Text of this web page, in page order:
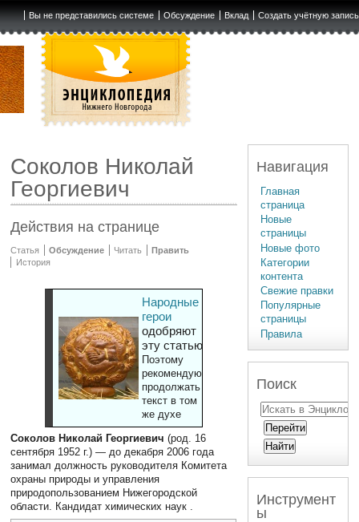
Вы не представились системе Обсуждение Вклад Создать учётную запись
Соколов Николай
Георгиевич
Действия на странице
Статья Обсуждение Читать
Править
История
Народные
герои
одобряют
эту статью
Поэтому
рекомендуют
продолжать
текст в том
же духе
Соколов Николай Георгиевич (род. 16
сентября 1952 г.) — до декабря 2006 года
занимал должность руководителя Комитета
охраны природы и управления
природопользованием Нижегородской
области. Кандидат химических наук .
Навигация
Главная
страница
Новые
страницы
Новые фото
Категории
контента
Свежие правки
Популярные
страницы
Правила
Поиск
Инструмент
ы